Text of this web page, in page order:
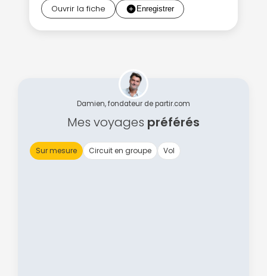
Ouvrir la fiche
Damien, fondateur de partir.com
Mes voyages préférés
Sur mesure Circuit en groupe Vol
Continuer avec Apple
ou connectez-vous par mail